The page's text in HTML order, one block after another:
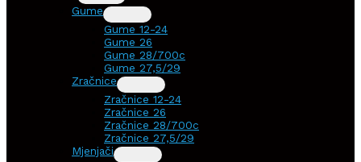
Gume
Gume 12-24
Gume 26
Gume 28/700c
Gume 27,5/29
Zračnice
Zračnice 12-24
Zračnice 26
Zračnice 28/700c
Zračnice 27,5/29
Mjenjači